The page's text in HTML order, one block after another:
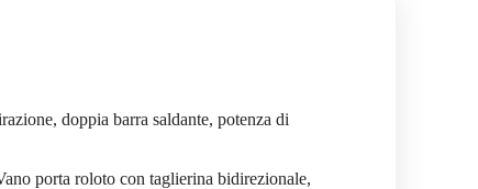
doppia barra saldante, potenza di
porta roloto con taglierina bidirezionale,